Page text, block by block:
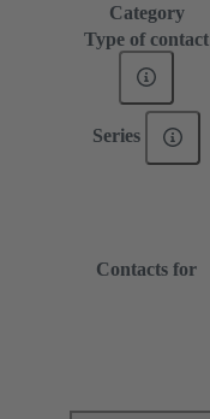
Category
Type of contact
Series
Contacts for